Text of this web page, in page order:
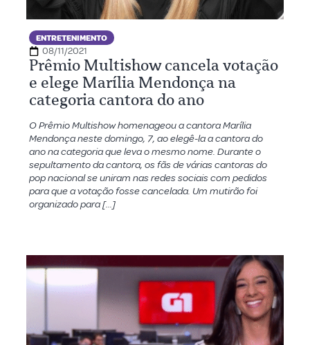
ENTRETENIMENTO
08/11/2021
Prêmio Multishow cancela votação
e elege Marília Mendonça na
categoria cantora do ano
O Prêmio Multishow homenageou a cantora Marília
Mendonça neste domingo, 7, ao elegê-la a cantora do
ano na categoria que leva o mesmo nome. Durante o
sepultamento da cantora, os fãs de várias cantoras do
pop nacional se uniram nas redes sociais com pedidos
para que a votação fosse cancelada. Um mutirão foi
organizado para […]